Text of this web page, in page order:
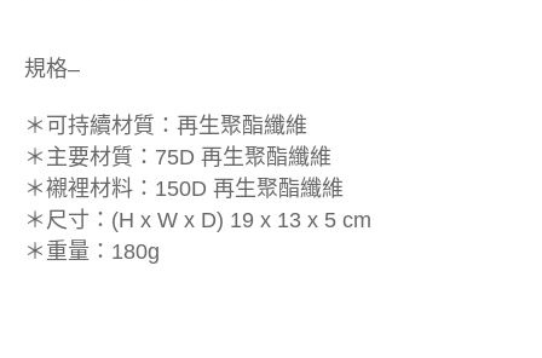
規格–
＊可持續材質：再生聚酯纖維
＊主要材質：75D 再生聚酯纖維
＊襯裡材料：150D 再生聚酯纖維
＊尺寸：(H x W x D) 19 x 13 x 5 cm
＊重量：180g